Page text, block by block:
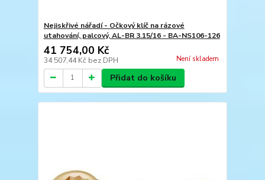
Nejiskřivé nářadí - Očkový klíč na rázové
utahování, palcový, AL-BR 3.15/16 - BA-NS106-126
41 754,00 Kč
34 507,44 Kč bez DPH Není skladem
Přidat do košíku